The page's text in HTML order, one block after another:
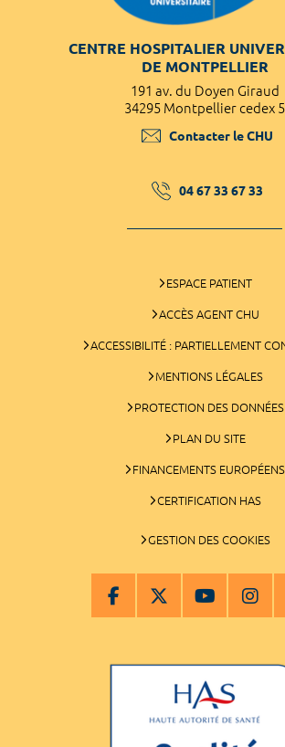
CENTRE HOSPITALIER
DE MONTPELLIER
191 av. du Doyen Giraud
34295 Montpellier cedex 5
Contacter le CHU
04 67 33 67 33
ESPACE PATIENT
ACCÈS AGENT CHU
ACCESSIBILITÉ : PARTIELLEMENT
MENTIONS LÉGALES
PROTECTION DES DONNÉES
PLAN DU SITE
FINANCEMENTS EUROPÉENS
CERTIFICATION HAS
GESTION DES COOKIES